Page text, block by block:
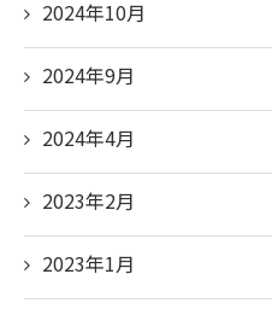
2024年10月
2024年9月
2024年4月
2023年2月
2023年1月